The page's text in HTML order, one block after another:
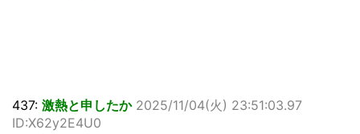
437: 激熱と申したか 2025/11/04(火) 23:51:03.97
ID:X62y2E4U0